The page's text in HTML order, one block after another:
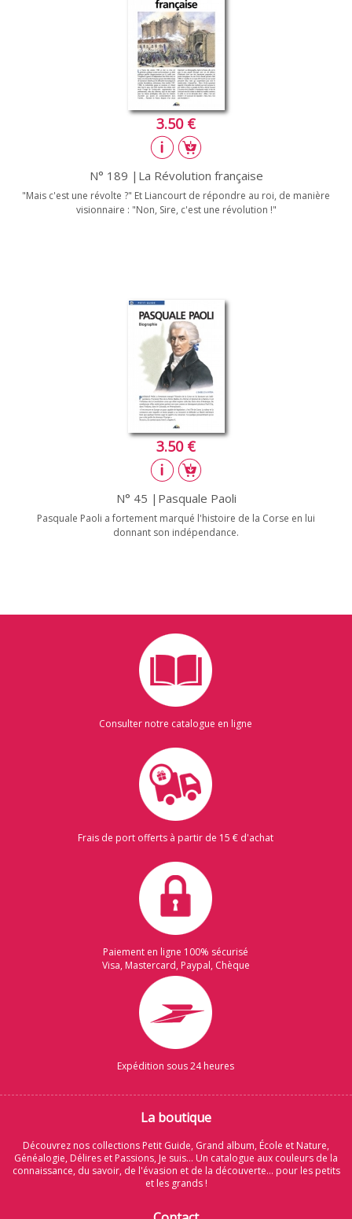
3.50 €
N° 189 |La Révolution française
"Mais c'est une révolte ?" Et Liancourt de répondre au roi, de manière
visionnaire : "Non, Sire, c'est une révolution !"
3.50 €
N° 45 |Pasquale Paoli
Pasquale Paoli a fortement marqué l'histoire de la Corse en lui
donnant son indépendance.
Consulter notre catalogue en ligne
Frais de port offerts à partir de 15 € d'achat
Paiement en ligne 100% sécurisé
Visa, Mastercard, Paypal, Chèque
Expédition sous 24 heures
La boutique
Découvrez nos collections Petit Guide, Grand album, École et Nature,
Généalogie, Délires et Passions, Je suis... Un catalogue aux couleurs de la
connaissance, du savoir, de l'évasion et de la découverte... pour les petits
et les grands !